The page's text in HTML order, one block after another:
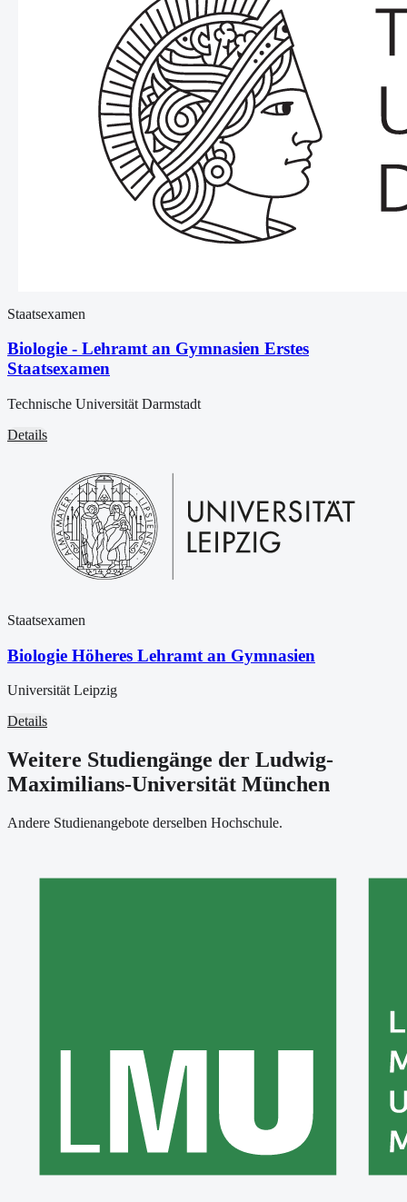
Staatsexamen
Biologie - Lehramt an Gymnasien Erstes
Staatsexamen
Technische Universität Darmstadt
Details
Staatsexamen
Biologie Höheres Lehramt an Gymnasien
Universität Leipzig
Details
Weitere Studiengänge der Ludwig-
Maximilians-Universität München
Andere Studienangebote derselben Hochschule.